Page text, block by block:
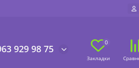
929 98 75
0